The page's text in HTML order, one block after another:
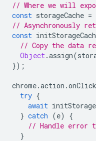
// Where we will
const storageCache =
// Asynchronously
const
// Copy the data
Object.assign(
});
chrome.action .
try {
await
} catch (e)
{
// Handle error
}